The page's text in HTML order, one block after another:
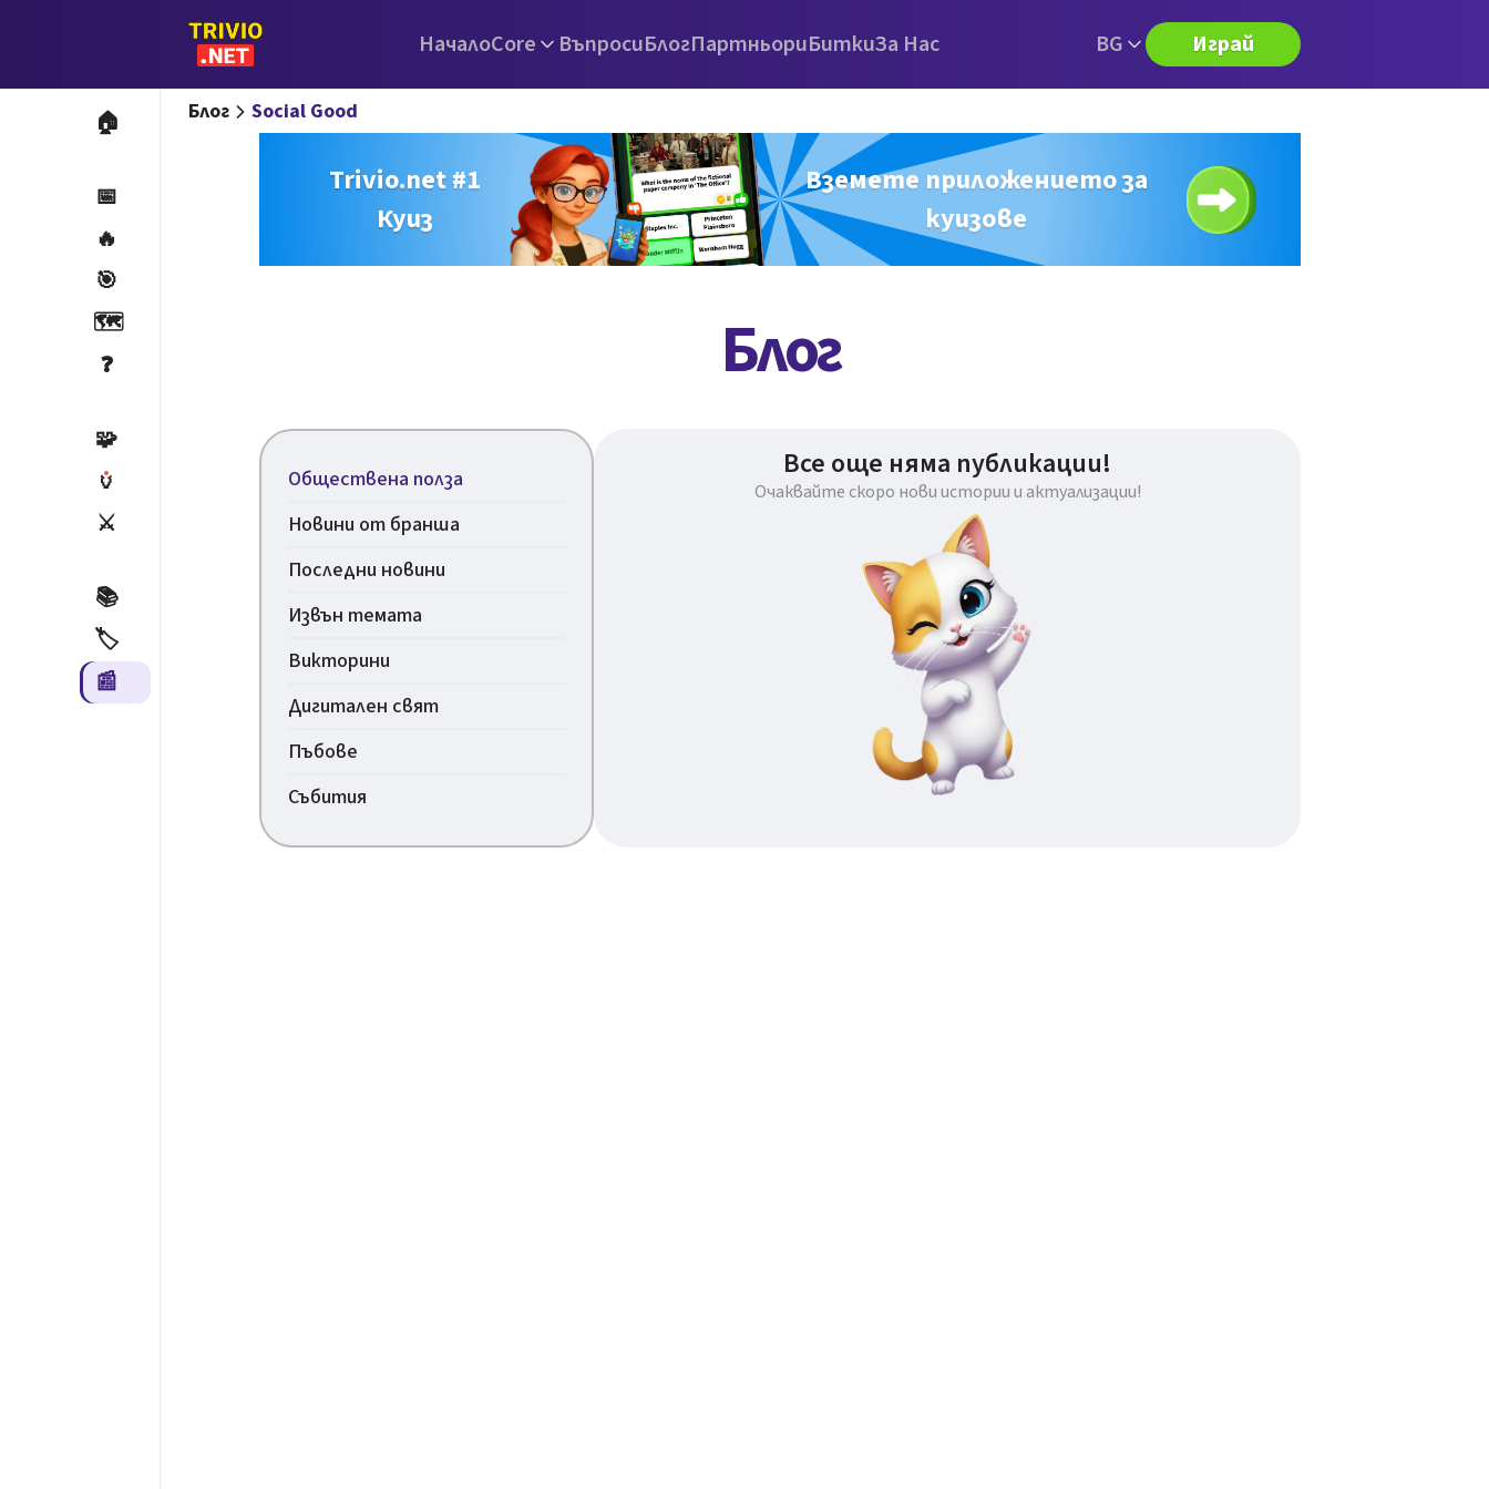
НачалоCore ВъпросиБлогПартньориБиткиЗа Нас BG Играй
Блог Social Good
🏠
📅
🔥
🎯
🗺️
❓
🧩
🏺
⚔️
📚
🏷️
📰
Trivio.net #1
Куиз
Вземете приложението за
куизове
Блог
Обществена полза
Новини от бранша
Последни новини
Извън темата
Викторини
Дигитален свят
Пъбове
Събития
Все още няма публикации!
Очаквайте скоро нови истории и актуализации!